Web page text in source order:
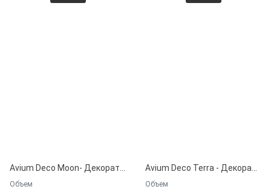
Avium Deco Moon- Декоративная краска на водной основе.
Объем
Avium Deco Terra - Декоративная краска на водной основе.
Объем